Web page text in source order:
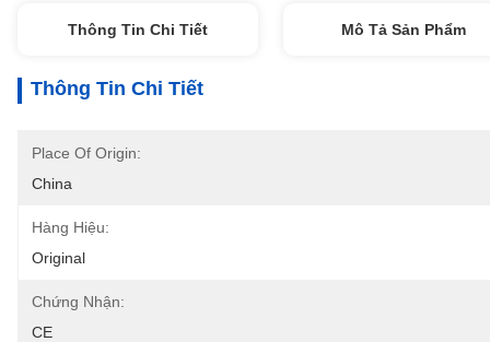
Thông Tin Chi Tiết Mô Tả Sản Phẩm
Thông Tin Chi Tiết
Place Of Origin:
China
Hàng Hiệu:
Original
Chứng Nhận:
CE